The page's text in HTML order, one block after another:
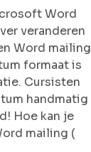
Word
veranderen
Word mailing
formaat is
Cursisten
handmatig
Hoe kan je
mailing (